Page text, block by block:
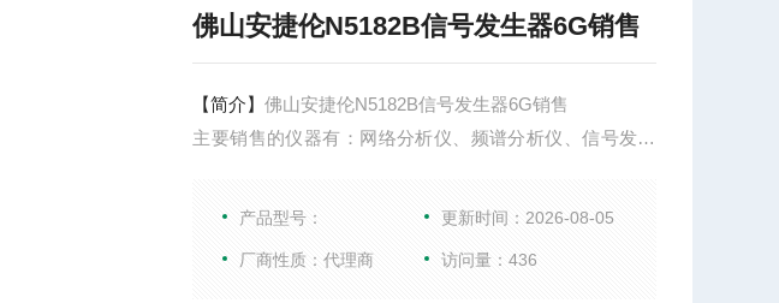
佛山安捷伦N5182B信号发生器6G销售
【简介】佛山安捷伦N5182B信号发生器6G销售
主要销售的仪器有：网络分析仪、频谱分析仪、信号发生
波配件等。
产品型号： 更新时间：2026-08-05
厂商性质：代理商 访问量：436